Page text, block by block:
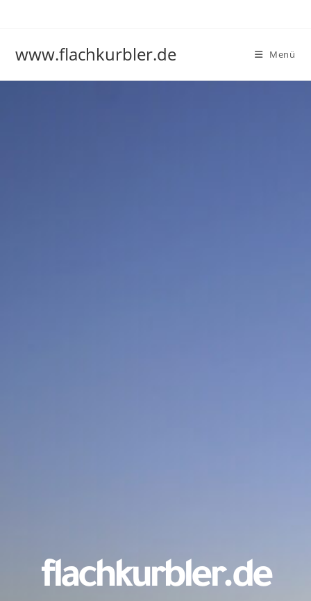
www.flachkurbler.de Menü
flachkurbler.de